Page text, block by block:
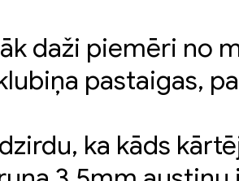
daži piemēri no
pastaigas,
ka kāds